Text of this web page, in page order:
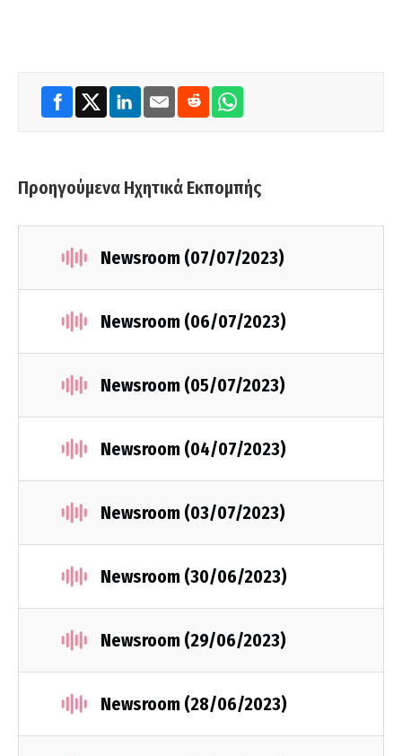
Προηγούμενα Ηχητικά Εκπομπής
Newsroom (07/07/2023)
Newsroom (06/07/2023)
Newsroom (05/07/2023)
Newsroom (04/07/2023)
Newsroom (03/07/2023)
Newsroom (30/06/2023)
Newsroom (29/06/2023)
Newsroom (28/06/2023)